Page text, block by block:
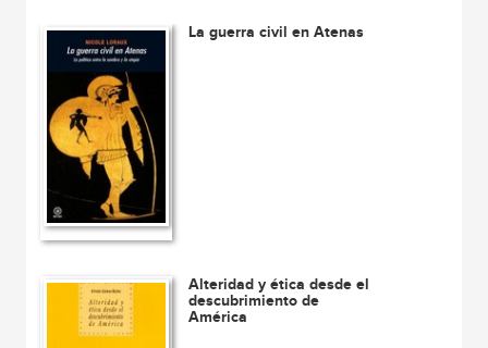
La guerra civil en Atenas
Alteridad y ética desde el
descubrimiento de
América